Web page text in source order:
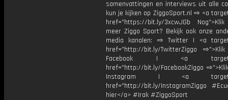
samenvattingen en interviews uit alle
kun je kijken op ZiggoSport.nl ⇨ <a
href="https://bit.ly/3xcwJGb
meer Ziggo Sport? Bekijk ook onze
media kanalen: ⇨ Twitter | <a
href="http://bit.ly/TwitterZiggo
Facebook | <a
href="http://bit.ly/FacebookZiggo
Instagram | <a
href="http://bit.ly/InstagramZiggo
hier</a> #Irak #ZiggoSport